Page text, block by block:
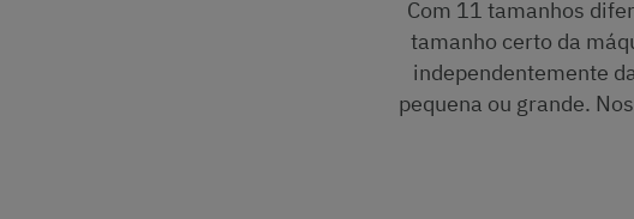
Com 11 tamanhos
tamanho certo da
independentemente
pequena ou grande.